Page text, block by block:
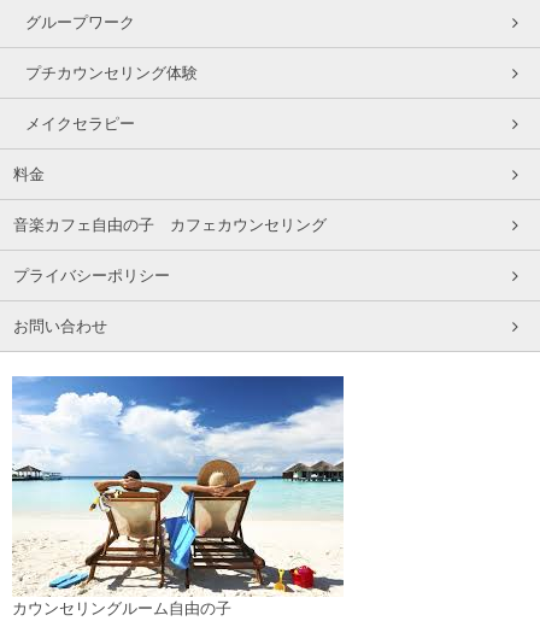
グループワーク
プチカウンセリング体験
メイクセラピー
料金
音楽カフェ自由の子 カフェカウンセリング
プライバシーポリシー
お問い合わせ
カウンセリングルーム自由の子